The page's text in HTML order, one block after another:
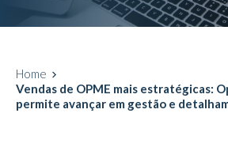
Home
Vendas de OPME mais estratégicas:
permite avançar em gestão e